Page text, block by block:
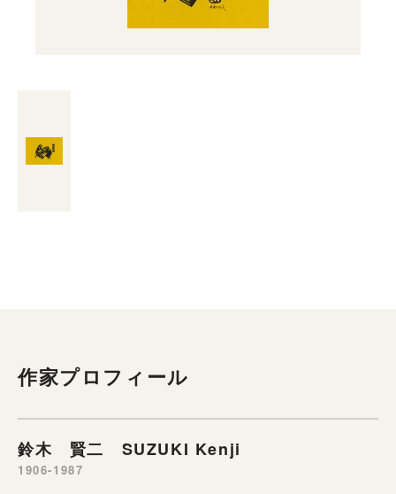
作家プロフィール
鈴木 賢二 SUZUKI Kenji
1906-1987